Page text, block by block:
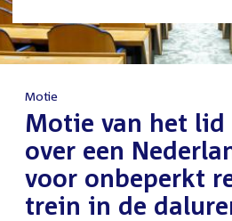
Motie
:Motie van het lid
over een
voor onbeperkt
trein in de